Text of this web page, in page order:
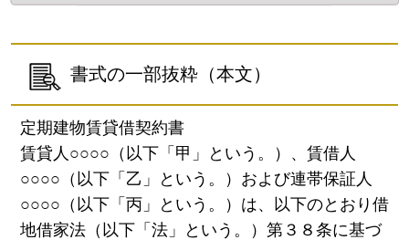
書式の一部抜粋（本文）
定期建物賃貸借契約書
賃貸人○○○○（以下「甲」という。）、賃借人
○○○○（以下「乙」という。）および連帯保証人
○○○○（以下「丙」という。）は、以下のとおり借
地借家法（以下「法」という。）第３８条に基づ